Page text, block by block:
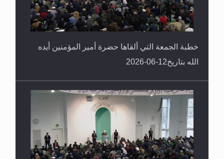
خطبة الجمعة التي ألقاها حضرة أمير المؤمنين أيده
الله بتاريخ12-06-2026